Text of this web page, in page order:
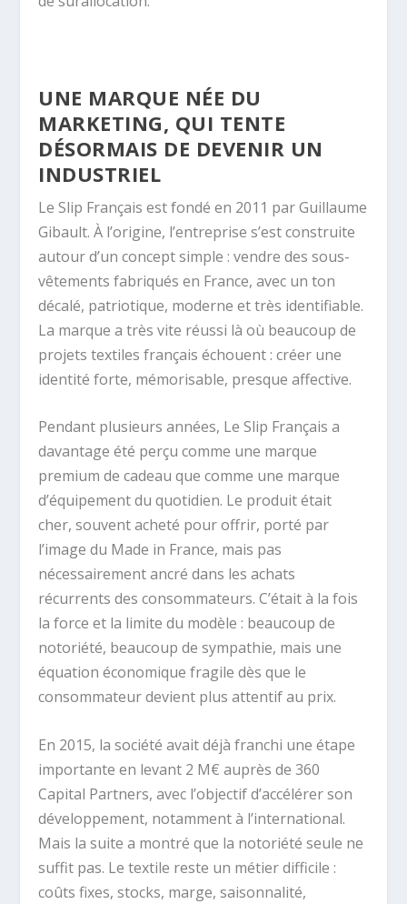
UNE MARQUE NÉE DU
MARKETING, QUI TENTE
DÉSORMAIS DE DEVENIR UN
INDUSTRIEL
Le Slip Français est fondé en 2011 par Guillaume
Gibault. À l’origine, l’entreprise s’est construite
autour d’un concept simple : vendre des sous-
vêtements fabriqués en France, avec un ton
décalé, patriotique, moderne et très identifiable.
La marque a très vite réussi là où beaucoup de
projets textiles français échouent : créer une
identité forte, mémorisable, presque affective.
Pendant plusieurs années, Le Slip Français a
davantage été perçu comme une marque
premium de cadeau que comme une marque
d’équipement du quotidien. Le produit était
cher, souvent acheté pour offrir, porté par
l’image du Made in France, mais pas
nécessairement ancré dans les achats
récurrents des consommateurs. C’était à la fois
la force et la limite du modèle : beaucoup de
notoriété, beaucoup de sympathie, mais une
équation économique fragile dès que le
consommateur devient plus attentif au prix.
En 2015, la société avait déjà franchi une étape
importante en levant 2 M€ auprès de 360
Capital Partners, avec l’objectif d’accélérer son
développement, notamment à l’international.
Mais la suite a montré que la notoriété seule ne
suffit pas. Le textile reste un métier difficile :
coûts fixes, stocks, marge, saisonnalité,